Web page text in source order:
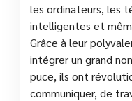
les ordinateurs, les
intelligentes et
Grâce à leur
intégrer un grand
puce, ils ont
communiquer, de